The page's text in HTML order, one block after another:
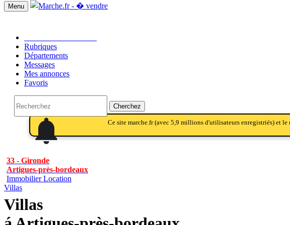
Menu
Rubriques
Départements
Messages
Mes annonces
Favoris
Cherchez
notifications
notifications Ce site marche.fr (avec 5,9 millions d'utilisateurs enregistriés) et
33 - Gironde
Artigues-près-bordeaux
Immobilier Location
Villas
Villas